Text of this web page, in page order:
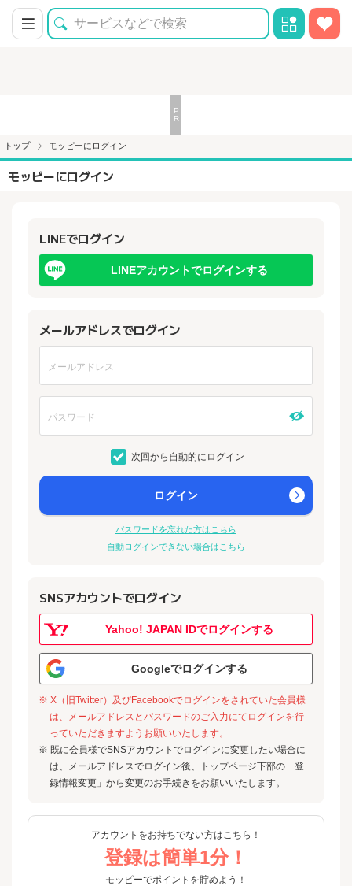
トップ モッピーにログイン
モッピーにログイン
LINEでログイン
LINEアカウントでログインする
メールアドレスでログイン
次回から自動的にログイン
ログイン
パスワードを忘れた方はこちら
自動ログインできない場合はこちら
SNSアカウントでログイン
Yahoo! JAPAN IDでログインする
Googleでログインする
※ X（旧Twitter）及びFacebookでログインをされていた会員様
は、メールアドレスとパスワードのご入力にてログインを行
っていただきますようお願いいたします。
※ 既に会員様でSNSアカウントでログインに変更したい場合に
は、メールアドレスでログイン後、トップページ下部の「登
録情報変更」から変更のお手続きをお願いいたします。
アカウントをお持ちでない方はこちら！
登録は簡単1分！
モッピーでポイントを貯めよう！